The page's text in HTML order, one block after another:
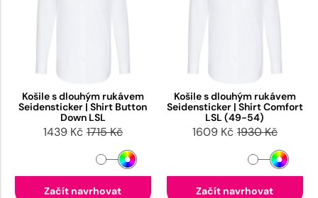
Košile s dlouhým rukávem
Seidensticker | Shirt Button
Down LSL
1439 Kč 1715 Kč
Začít navrhovat
Košile s dlouhým rukávem
Seidensticker | Shirt Comfort
LSL (49-54)
1609 Kč 1930 Kč
Začít navrhovat